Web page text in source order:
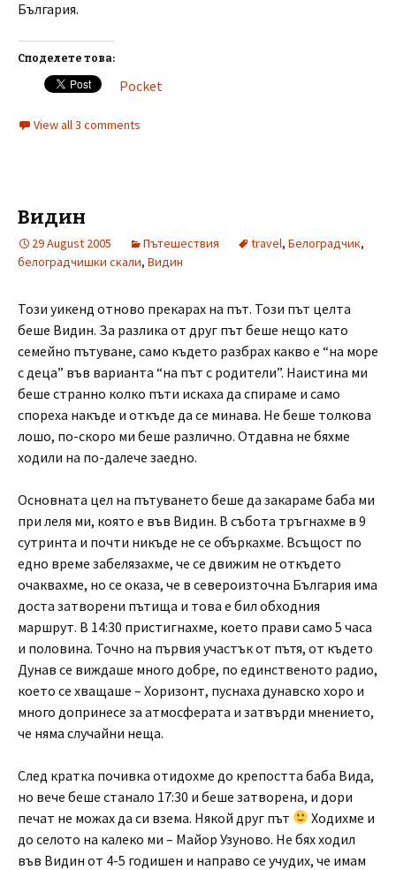
България.
Споделете това:
Pocket
View all 3 comments
Видин
29 August 2005 Пътешествия travel, Белоградчик,
белоградчишки скали, Видин
Този уикенд отново прекарах на път. Този път целта
беше Видин. За разлика от друг път беше нещо като
семейно пътуване, само където разбрах какво е “на море
с деца” във варианта “на път с родители”. Наистина ми
беше странно колко пъти искаха да спираме и само
спореха накъде и откъде да се минава. Не беше толкова
лошо, по-скоро ми беше различно. Отдавна не бяхме
ходили на по-далече заедно.
Основната цел на пътуването беше да закараме баба ми
при леля ми, която е във Видин. В събота тръгнахме в 9
сутринта и почти никъде не се объркахме. Всъщост по
едно време забелязахме, че се движим не откъдето
очаквахме, но се оказа, че в североизточна България има
доста затворени пътища и това е бил обходния
маршрут. В 14:30 пристигнахме, което прави само 5 часа
и половина. Точно на първия участък от пътя, от където
Дунав се виждаше много добре, по единственото радио,
което се хващаше – Хоризонт, пуснаха дунавско хоро и
много допринесе за атмосферата и затвърди мнението,
че няма случайни неща.
След кратка почивка отидохме до крепостта баба Вида,
но вече беше станало 17:30 и беше затворена, и дори
печат не можах да си взема. Някой друг път
Ходихме и
до селото на калеко ми – Майор Узуново. Не бях ходил
във Видин от 4-5 годишен и направо се учудих, че имам